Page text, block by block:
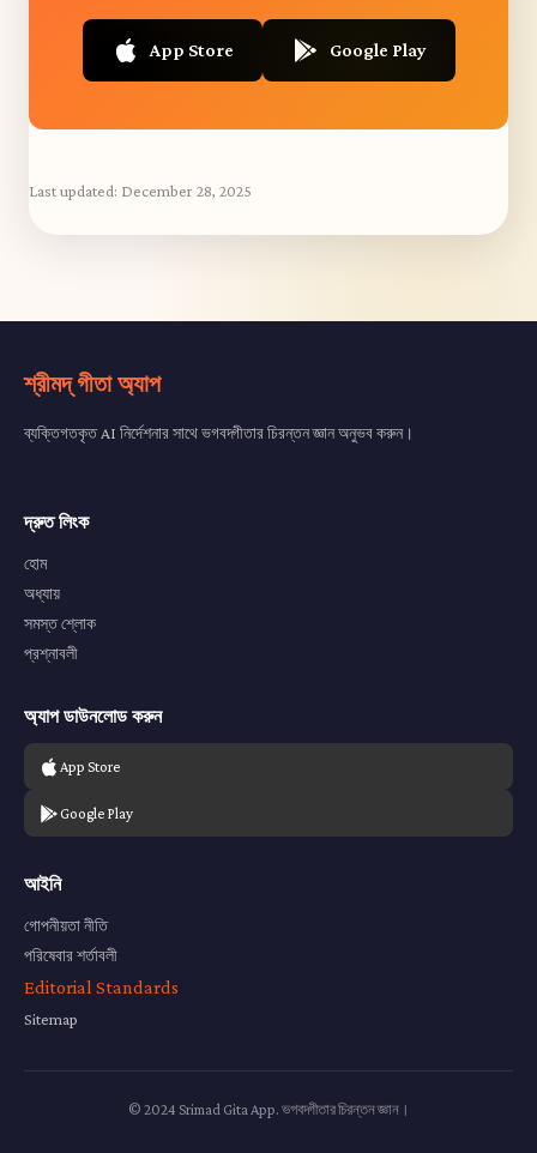
App Store Google Play
Last updated: December 28, 2025
শ্রীমদ্ গীতা অ্যাপ
ব্যক্তিগতকৃত AI নির্দেশনার সাথে ভগবদ্গীতার চিরন্তন জ্ঞান অনুভব করুন।
দ্রুত লিংক
হোম
অধ্যায়
সমস্ত শ্লোক
প্রশ্নাবলী
অ্যাপ ডাউনলোড করুন
App Store
Google Play
আইনি
গোপনীয়তা নীতি
পরিষেবার শর্তাবলী
Editorial Standards
Sitemap
© 2024 Srimad Gita App. ভগবদ্গীতার চিরন্তন জ্ঞান।